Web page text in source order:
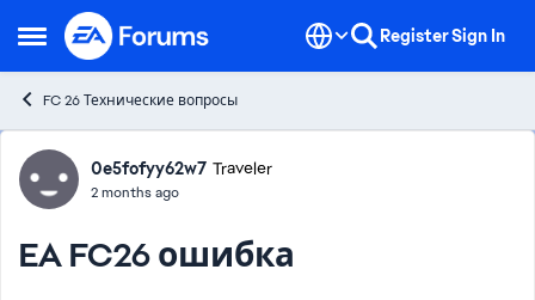
Open Side Menu
Skip to content RegisterSign In
FC 26 Технические вопросы
Forum Discussion
0e5fofyy62w7 Traveler
2 months ago
EA FC26 ошибка